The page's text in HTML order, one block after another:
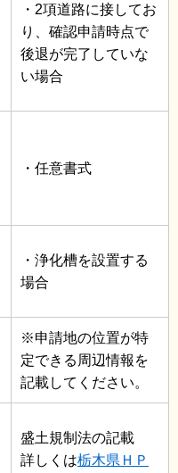
・2項道路に接してお
り、確認申請時点で
後退が完了していな
い場合
・任意書式
・浄化槽を設置する
場合
※申請地の位置が特
定できる周辺情報を
記載してください。
盛土規制法の記載
詳しくは栃木県ＨＰ